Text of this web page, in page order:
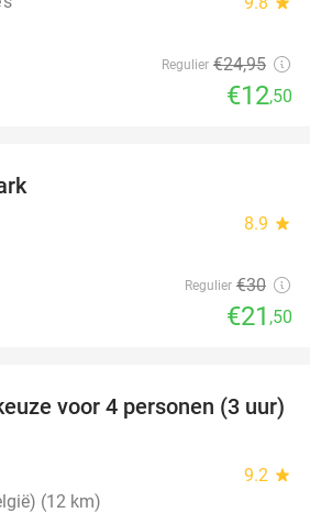
Regulier €24,95
€12,50
8.9 star
Regulier €30
€21 ,50
31%
voor 4 personen (3 uur)
9.2 star
(12 km)